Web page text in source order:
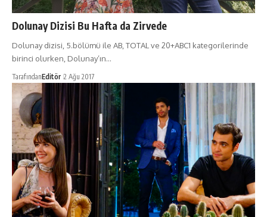
Dolunay Dizisi Bu Hafta da Zirvede
Dolunay dizisi, 5.bölümü ile AB, TOTAL ve 20+ABC1 kategorilerinde
birinci olurken, Dolunay’ın…
TarafındanEditör 2 Ağu 2017